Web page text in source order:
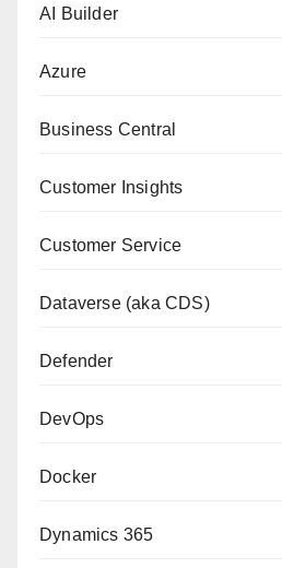
AI Builder
Azure
Business Central
Customer Insights
Customer Service
Dataverse (aka CDS)
Defender
DevOps
Docker
Dynamics 365